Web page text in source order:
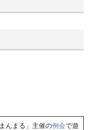
んまる」主催の例会で遊